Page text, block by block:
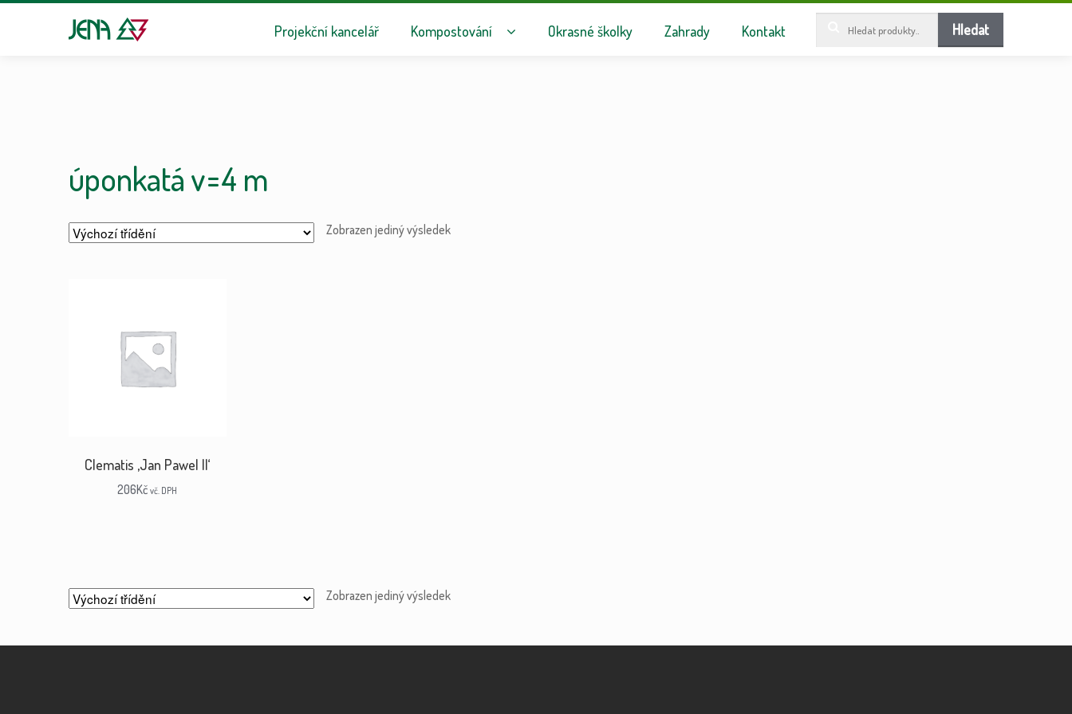
Přeskočit na navigaci
Přejít k obsahu webu
Hledat
Projekční kancelář Kompostování Okrasné školky Zahrady Kontakt
úponkatá v=4 m
Zobrazen jediný výsledek
Clematis ‚Jan Pawel II‘
206Kč vč. DPH
Zobrazen jediný výsledek